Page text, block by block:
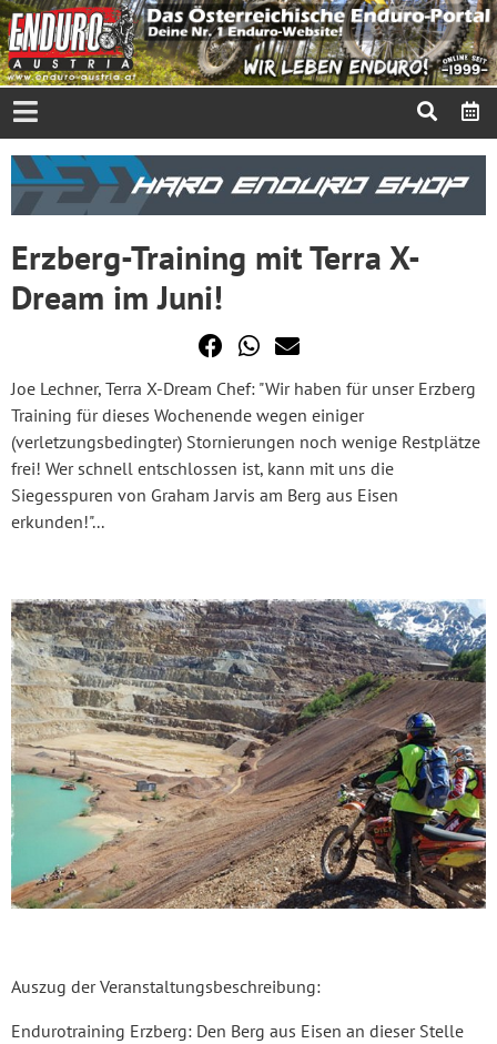
Erzberg-Training mit Terra X-
Dream im Juni!
Joe Lechner, Terra X-Dream Chef: "Wir haben für unser Erzberg
Training für dieses Wochenende wegen einiger
(verletzungsbedingter) Stornierungen noch wenige Restplätze
frei! Wer schnell entschlossen ist, kann mit uns die
Siegesspuren von Graham Jarvis am Berg aus Eisen
erkunden!"...
Auszug der Veranstaltungsbeschreibung:
Endurotraining Erzberg: Den Berg aus Eisen an dieser Stelle